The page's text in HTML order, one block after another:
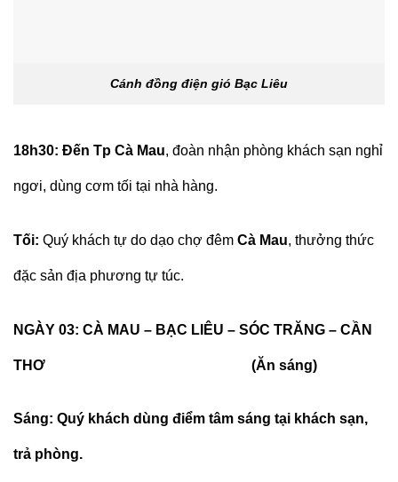
Cánh đồng điện gió Bạc Liêu
18h30: Đến Tp Cà Mau, đoàn nhận phòng khách sạn nghỉ
ngơi, dùng cơm tối tại nhà hàng.
Tối: Quý khách tự do dạo chợ đêm Cà Mau, thưởng thức
đặc sản địa phương tự túc.
NGÀY 03: CÀ MAU – BẠC LIÊU – SÓC TRĂNG – CẦN
THƠ (Ăn sáng)
Sáng: Quý khách dùng điểm tâm sáng tại khách sạn,
trả phòng.